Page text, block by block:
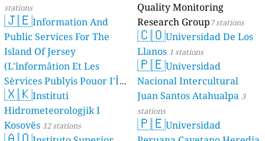
stations
🇯🇪Information And
Public Services For The
Island Of Jersey
(L'înformâtion Et Les
Sèrvices Publyis Pouor I'Île
Dé Jèrri) 2 stations
🇽🇰Instituti
Hidrometeorologjik I
Kosovës 12 stations
Quality Monitoring
Research Group7 stations
🇨🇴Universidad De Los
Llanos 1 stations
🇵🇪Universidad
Nacional Intercultural
Juan Santos Atahualpa 3
stations
🇵🇪Universidad